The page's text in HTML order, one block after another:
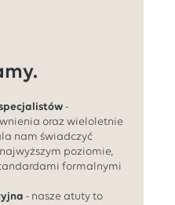
-
oraz wieloletnie
nam świadczyć
poziomie,
formalnymi
- nasze atuty to